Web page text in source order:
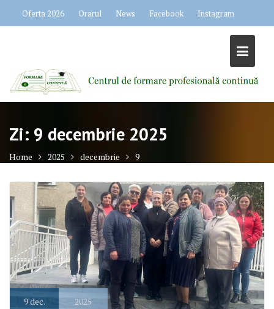
Oferta 2026 Orarul News Facebook Instagram
Zi: 9 decembrie 2025
Home 2025 decembrie 9
9dec. 2025